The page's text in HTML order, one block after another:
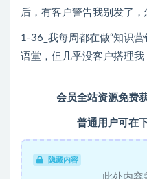
后，有客户警告我别发了，
1-36_我每周都在做“知识营
语堂，但几乎没客户搭理我
会员全站资源免费
普通用户可在
隐藏内容